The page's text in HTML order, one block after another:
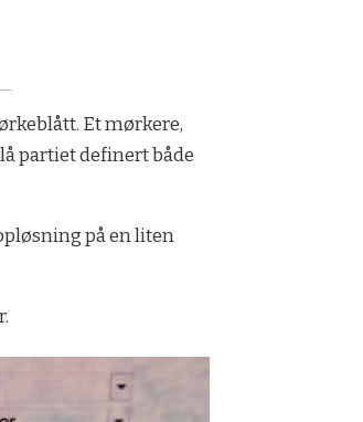
Et mørkere,
partiet definert både
på en liten